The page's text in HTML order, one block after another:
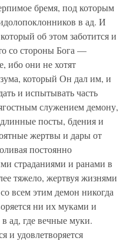
бремя, под которым
в ад. И
об этом заботится и
со стороны Бога —
ибо они не хотят
который Он дал им, и
и испытывать часть
служением демону,
посты, бдения и
жертвы и дары от
постоянно
страданиями и ранами в
тяжело, жертвуя жизнями
всем этим демон никогда
ни их муками и
ад, где вечные муки.
и удовлетворяется